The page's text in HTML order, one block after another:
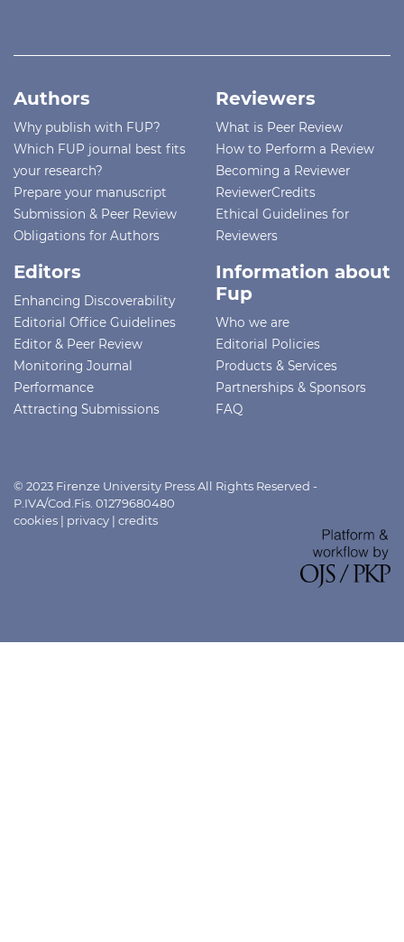
Authors
Why publish with FUP?
Which FUP journal best fits
your research?
Prepare your manuscript
Submission & Peer Review
Obligations for Authors
Reviewers
What is Peer Review
How to Perform a Review
Becoming a Reviewer
ReviewerCredits
Ethical Guidelines for
Reviewers
Editors
Enhancing Discoverability
Editorial Office Guidelines
Editor & Peer Review
Monitoring Journal
Performance
Attracting Submissions
Information about
Fup
Who we are
Editorial Policies
Products & Services
Partnerships & Sponsors
FAQ
© 2023 Firenze University Press All Rights Reserved -
P.IVA/Cod.Fis. 01279680480
cookies | privacy | credits